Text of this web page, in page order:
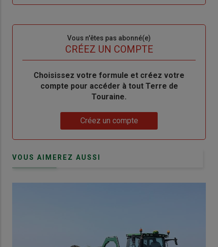
de
me
Vous n'êtes pas abonné(e)
CRÉEZ UN COMPTE
BodyChoisissez votre formule et créez votre
compte pour accéder à tout Terre de
Touraine.
Créez un compte
VOUS AIMEREZ AUSSI